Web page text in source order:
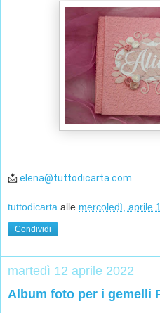
📩 elena@tuttodicarta.com
tuttodicarta alle mercoledì, aprile
Condividi
martedì 12 aprile 2022
Album foto per i gemelli